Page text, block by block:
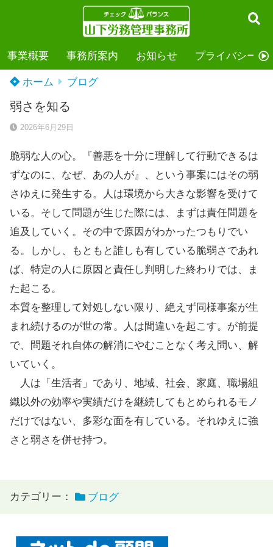
事業概要 事務所案内 お知らせ プライバシーポ
ホーム ブログ
弱さを知る
2026年6月29日
脆弱な人の心。『善悪を十分に理解して行動できるは
ずなのに、なぜ、あの人が』、という事案にはその弱
さゆえに発生する。人は環境から大きな影響を受けて
いる。そして問題が生じた際には、まずは責任問題を
追及していく。その中で原因がわかったつもりでい
る。しかし、もともと誰しも有している脆弱さであれ
ば、特定の人に原因と責任し判明した終わりでは、ま
た起こる。
本質を整理して対処しない限り、絶えず同様事案が生
まれ続けるのが世の常。人は間違いを起こす。が前提
で、問題それ自体の解消にやむことなく考え問い、解
いていく。
人は「生活者」であり、地域、社会、家庭、職場組
織以外の効率や実績だけを継続してもとめられるモノ
だけではない、多彩な面を有している。それゆえに強
さと弱さを併せ持つ。
カテゴリー： ブログ